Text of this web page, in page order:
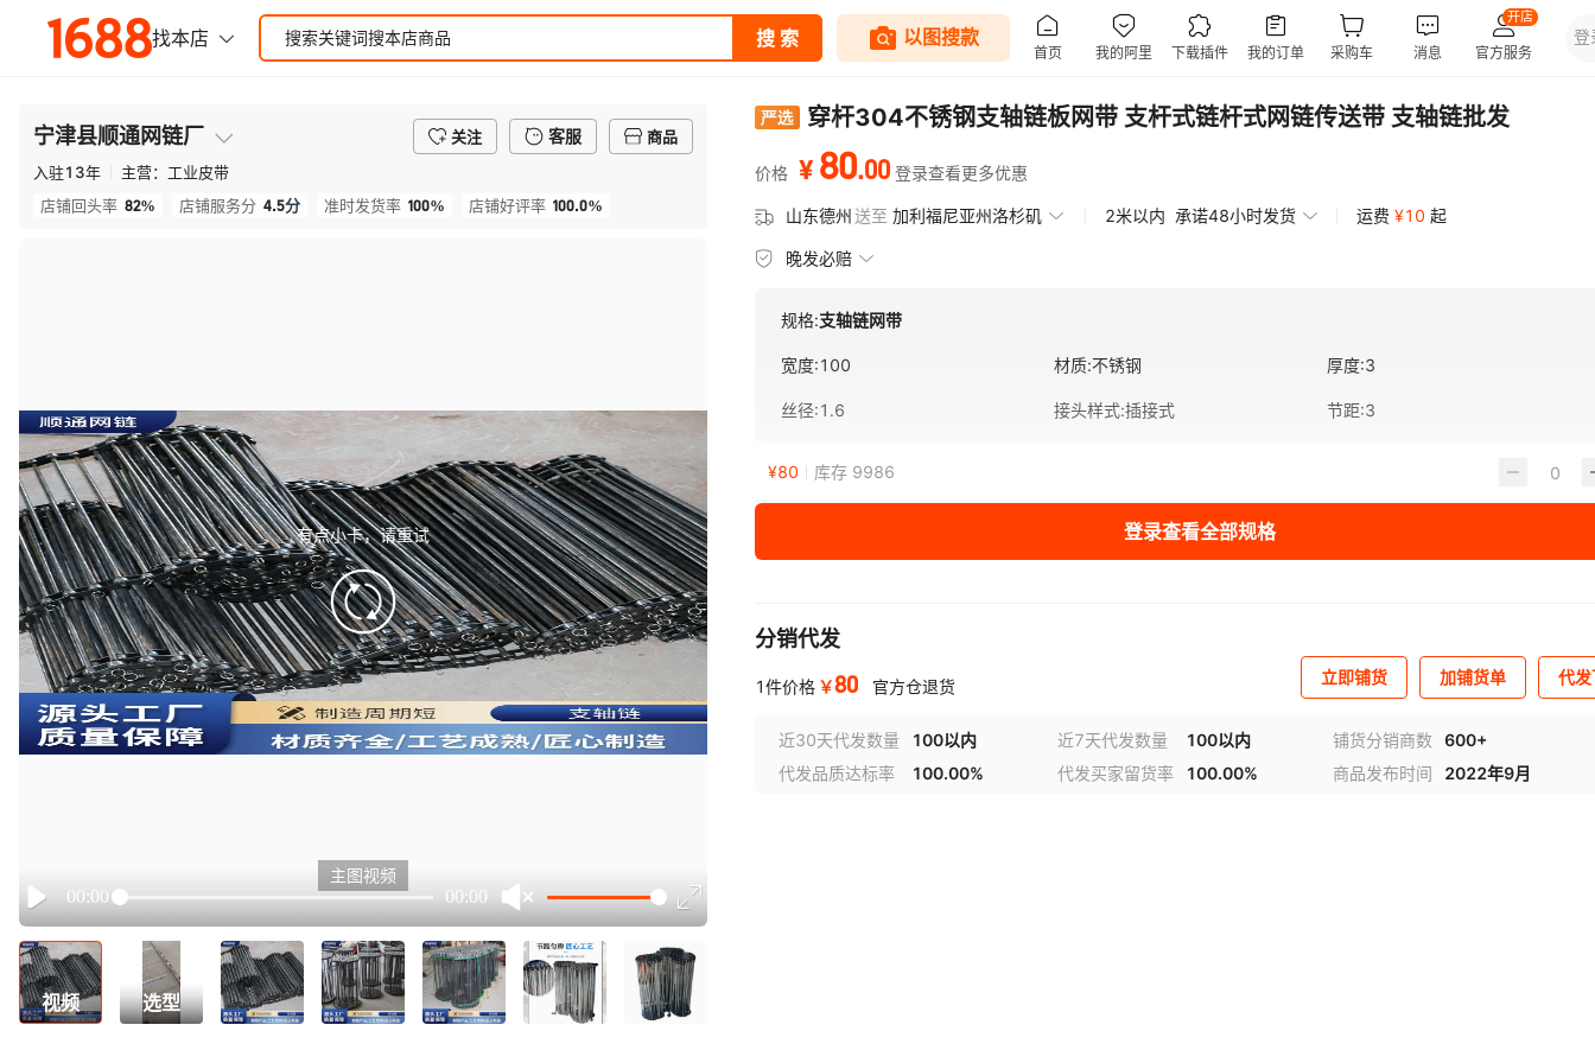
宁津县顺通网链厂 关注 客服
商品
入驻13年 主营： 工业皮带
店铺回头率 82% 店铺服务分 4.5分 准时发货率 100% 店铺好评率 100.0%
有点小卡，请重试
retry
Play
00:00 00:00
主图视频
视频 选型
穿杆304不锈钢支轴链板网带 支杆式链杆式网链传送带 支轴链批发
价格 ¥ 80.00 登录查看更多优惠
山东德州送至 加利福尼亚州洛杉矶 2米以内 承诺48小时发货 运费 ¥10 起
晚发必赔
规格:支轴链网带
宽度:100 材质:不锈钢 厚度:3
丝径:1.6 接头样式:插接式 节距:3
¥80 库存 9986
登录查看全部规格
分销代发
1件价格 ￥80 官方仓退货 立即铺货 加铺货单 代
近30天代发数量 100以内 近7天代发数量 100以内 铺货分销商数
600+
代发品质达标率
100.00% 代发买家留货率 100.00% 商品发布时间 2022年9月